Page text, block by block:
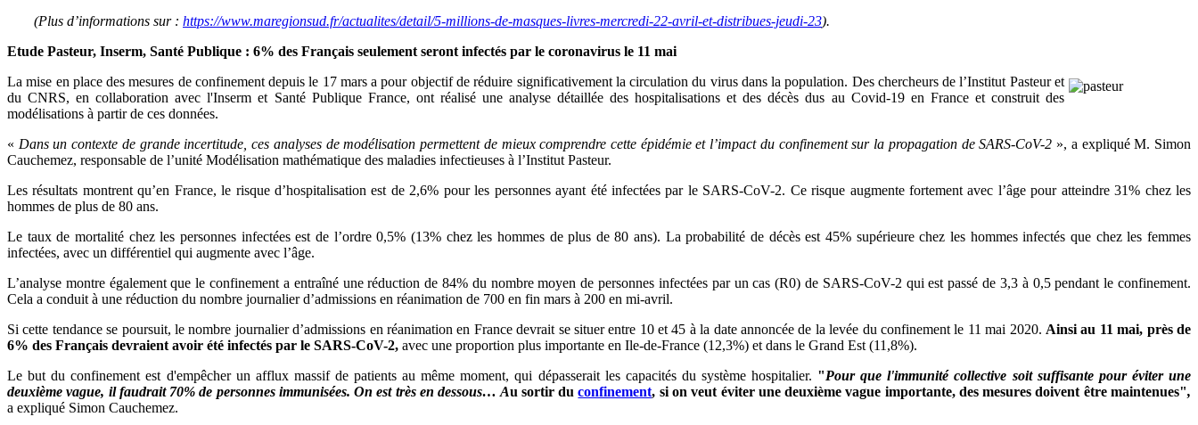
(Plus d’informations sur : https://www.maregionsud.fr/actualites/detail/5-millions-de-masques-livres-mercredi-22-avril-et-distribues-jeudi-23).
Etude Pasteur, Inserm, Santé Publique : 6% des Français seulement seront infectés par le coronavirus le 11 mai
La mise en place des mesures de confinement depuis le 17 mars a pour objectif de réduire significativement la circulation du virus dans la population. Des chercheurs de l’Institut Pasteur et
du CNRS, en collaboration avec l'Inserm et Santé Publique France, ont réalisé une analyse détaillée des hospitalisations et des décès dus au Covid-19 en France et construit des
modélisations à partir de ces données.
« Dans un contexte de grande incertitude, ces analyses de modélisation permettent de mieux comprendre cette épidémie et l’impact du confinement sur la propagation de SARS-CoV-2 », a expliqué M. Simon
Cauchemez, responsable de l’unité Modélisation mathématique des maladies infectieuses à l’Institut Pasteur.
Les résultats montrent qu’en France, le risque d’hospitalisation est de 2,6% pour les personnes ayant été infectées par le SARS-CoV-2. Ce risque augmente fortement avec l’âge pour atteindre 31% chez les
hommes de plus de 80 ans.
Le taux de mortalité chez les personnes infectées est de l’ordre 0,5% (13% chez les hommes de plus de 80 ans). La probabilité de décès est 45% supérieure chez les hommes infectés que chez les femmes
infectées, avec un différentiel qui augmente avec l’âge.
L’analyse montre également que le confinement a entraîné une réduction de 84% du nombre moyen de personnes infectées par un cas (R0) de SARS-CoV-2 qui est passé de 3,3 à 0,5 pendant le confinement.
Cela a conduit à une réduction du nombre journalier d’admissions en réanimation de 700 en fin mars à 200 en mi-avril.
Si cette tendance se poursuit, le nombre journalier d’admissions en réanimation en France devrait se situer entre 10 et 45 à la date annoncée de la levée du confinement le 11 mai 2020. Ainsi au 11 mai, près de
6% des Français devraient avoir été infectés par le SARS-CoV-2, avec une proportion plus importante en Ile-de-France (12,3%) et dans le Grand Est (11,8%).
Le but du confinement est d'empêcher un afflux massif de patients au même moment, qui dépasserait les capacités du système hospitalier. "Pour que l'immunité collective soit suffisante pour éviter une
deuxième vague, il faudrait 70% de personnes immunisées. On est très en dessous… Au sortir duconfinement, si on veut éviter une deuxième vague importante, des mesures doivent être maintenues",
a expliqué Simon Cauchemez.